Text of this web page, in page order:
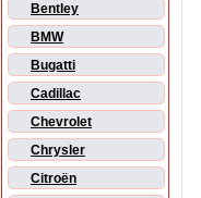
Bentley
BMW
Bugatti
Cadillac
Chevrolet
Chrysler
Citroën